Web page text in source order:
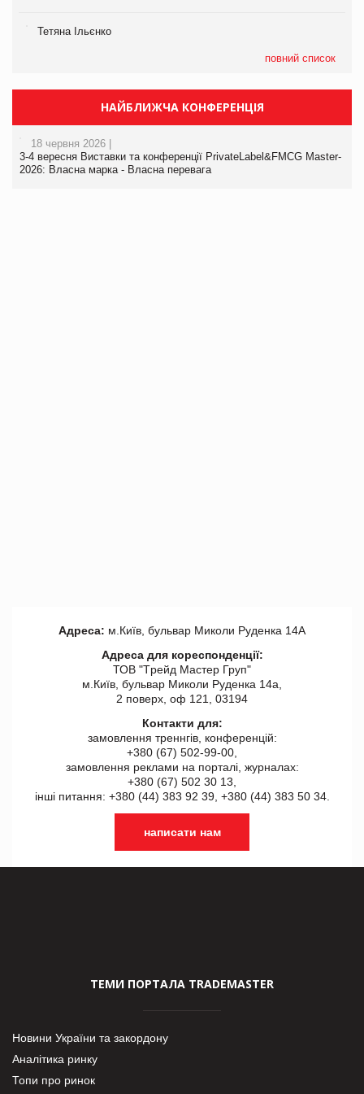
Тетяна Ільєнко
повний список
НАЙБЛИЖЧА КОНФЕРЕНЦІЯ
18 червня 2026 |
3-4 вересня Виставки та конференції PrivateLabel&FMCG Master-
2026: Власна марка - Власна перевага
Адреса: м.Київ, бульвар Миколи Руденка 14А
Адреса для кореспонденції:
ТОВ "Tрейд Мастер Груп"
м.Київ, бульвар Миколи Руденка 14а,
2 поверх, оф 121, 03194
Контакти для:
замовлення треннгів, конференцій:
+380 (67) 502-99-00,
замовлення реклами на порталі, журналах:
+380 (67) 502 30 13,
інші питання: +380 (44) 383 92 39, +380 (44) 383 50 34.
написати нам
ТЕМИ ПОРТАЛА TRADEMASTER
Новини України та закордону
Аналітика ринку
Топи про ринок